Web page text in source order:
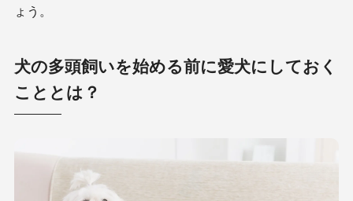
ょう。
犬の多頭飼いを始める前に愛犬にしておく
こととは？